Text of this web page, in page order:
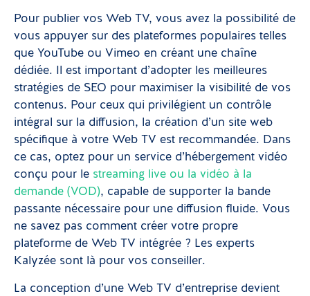
Pour publier vos Web TV, vous avez la possibilité de
vous appuyer sur des plateformes populaires telles
que YouTube ou Vimeo en créant une chaîne
dédiée. Il est important d’adopter les meilleures
stratégies de SEO pour maximiser la visibilité de vos
contenus. Pour ceux qui privilégient un contrôle
intégral sur la diffusion, la création d’un site web
spécifique à votre Web TV est recommandée. Dans
ce cas, optez pour un service d’hébergement vidéo
conçu pour le streaming live ou la vidéo à la
demande (VOD), capable de supporter la bande
passante nécessaire pour une diffusion fluide. Vous
ne savez pas comment créer votre propre
plateforme de Web TV intégrée ? Les experts
Kalyzée sont là pour vos conseiller.
La conception d’une Web TV d’entreprise devient